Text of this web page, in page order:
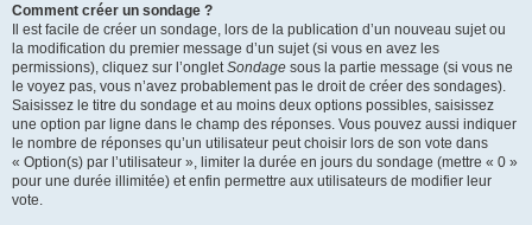
Comment créer un sondage ?
Il est facile de créer un sondage, lors de la publication d’un nouveau sujet ou
la modification du premier message d’un sujet (si vous en avez les
permissions), cliquez sur l’ongletSondage sous la partie message (si vous ne
le voyez pas, vous n’avez probablement pas le droit de créer des sondages).
Saisissez le titre du sondage et au moins deux options possibles, saisissez
une option par ligne dans le champ des réponses. Vous pouvez aussi indiquer
le nombre de réponses qu’un utilisateur peut choisir lors de son vote dans
« Option(s) par l’utilisateur », limiter la durée en jours du sondage (mettre « 0 »
pour une durée illimitée) et enfin permettre aux utilisateurs de modifier leur
vote.